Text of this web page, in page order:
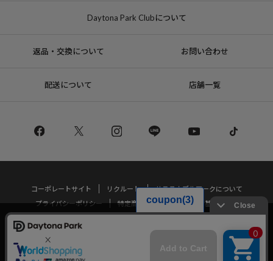
Daytona Park Clubについて
返品・交換について お問い合わせ
配送について 店舗一覧
コーポレートサイト リクルート
サステナブルマークについて
プライバシーポリシー
特定商取引法・古物営業法に基づく表記
Copyright © DAYTONA INTERNATIONAL Co.,Ltd All Rights Reserved.
当サイトでは利用体験の向上およびコンテンツの最適な提供、トラフィック
の分析を目的としてCookieを使用しています。
サイトの閲覧を継続された場合、Cookieの利用に同意したことものといたし